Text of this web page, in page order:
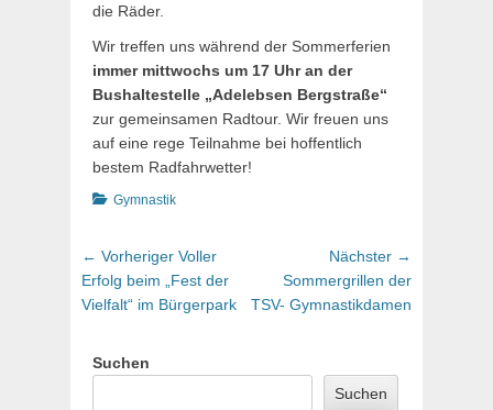
die Räder.
Wir treffen uns während der Sommerferien
immer mittwochs um 17 Uhr an der
Bushaltestelle „Adelebsen Bergstraße“
zur gemeinsamen Radtour. Wir freuen uns
auf eine rege Teilnahme bei hoffentlich
bestem Radfahrwetter!
Kategorien
Gymnastik
Beitragsnavigation
← Vorheriger Vorheriger
Beitrag:
Voller
Erfolg beim „Fest der
Vielfalt“ im Bürgerpark
Nächster →
Beitrag:
Sommergrillen der
TSV- Gymnastikdamen
Suchen
Suchen